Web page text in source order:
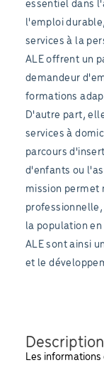
essentiel dans
l'emploi
services à la
ALE offrent un
demandeur
formations
D'autre part,
services à
parcours
d'enfants ou
mission permet
professionnelle,
la population
ALE sont ainsi
et le
Description
Les informations